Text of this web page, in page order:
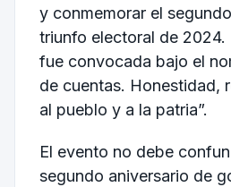
y conmemorar el
triunfo electoral de
fue convocada bajo el
de cuentas. Honestidad,
al pueblo y a la patria”.
El evento no debe
segundo aniversario de